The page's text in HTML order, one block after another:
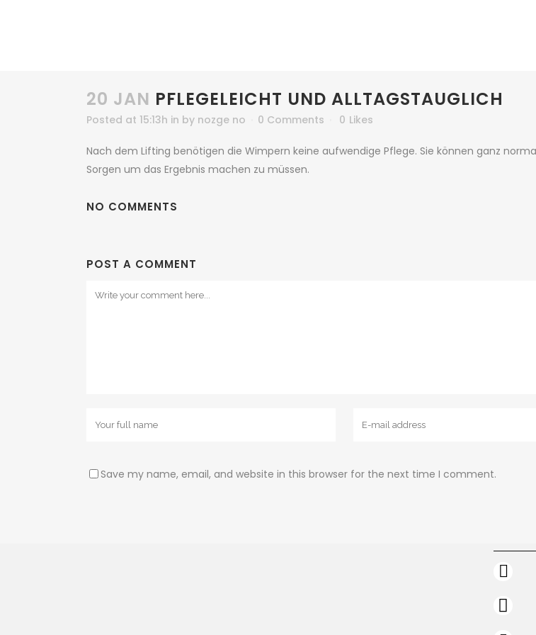
20 JAN PFLEGELEICHT UND ALLTAGSTAUGLICH
Posted at 15:13h in by nozge no 0 Comments 0 Likes
Nach dem Lifting benötigen die Wimpern keine aufwendige Pflege. Sie können ganz
Sorgen um das Ergebnis machen zu müssen.
NO COMMENTS
POST A COMMENT
Save my name, email, and website in this browser for the next time I comment.